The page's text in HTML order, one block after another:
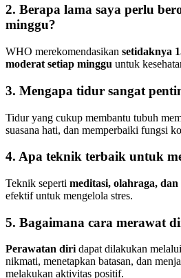
2. Berapa lama saya perlu
minggu?
WHO merekomendasikan setidaknya
moderat setiap minggu untuk
3. Mengapa tidur sangat
Tidur yang cukup membantu tubuh
suasana hati, dan memperbaiki fungsi
4. Apa teknik terbaik untuk
Teknik seperti meditasi, olahraga, dan
efektif untuk mengelola stres.
5. Bagaimana cara merawat
Perawatan diri dapat dilakukan
nikmati, menetapkan batasan, dan
melakukan aktivitas positif.